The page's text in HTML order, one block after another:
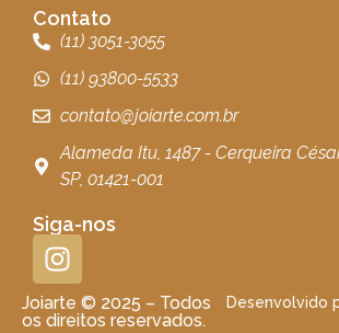
Contato
(11) 3051-3055
(11) 93800-5533
contato@joiarte.com.br
Alameda Itu, 1487 - Cerqueira
SP, 01421-001
Siga-nos
Joiarte © 2025 – Todos
os direitos reservados.
Desenvolvido